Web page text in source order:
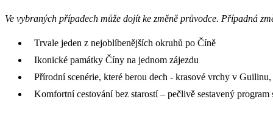
Ve vybraných případech může dojít ke změně průvodce. Případná
Trvale jeden z nejoblíbenějších okruhů po Číně
Ikonické památky Číny na jednom zájezdu
Přírodní scenérie, které berou dech - krasové vrchy v
Komfortní cestování bez starostí – pečlivě sestavený program